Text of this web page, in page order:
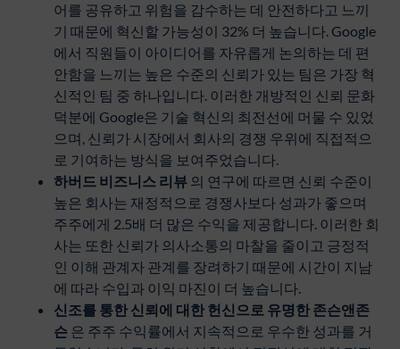
어를 공유하고 위험을 감수하는 데 안전하다고 느끼
기 때문에 혁신할 가능성이 32% 더 높습니다. Google
에서 직원들이 아이디어를 자유롭게 논의하는 데 편
안함을 느끼는 높은 수준의 신뢰가 있는 팀은 가장 혁
신적인 팀 중 하나입니다. 이러한 개방적인 신뢰 문화
덕분에 Google은 기술 혁신의 최전선에 머물 수 있었
으며, 신뢰가 시장에서 회사의 경쟁 우위에 직접적으
로 기여하는 방식을 보여주었습니다.
하버드 비즈니스 리뷰 의 연구에 따르면 신뢰 수준이
높은 회사는 재정적으로 경쟁사보다 성과가 좋으며
주주에게 2.5배 더 많은 수익을 제공합니다. 이러한 회
사는 또한 신뢰가 의사소통의 마찰을 줄이고 긍정적
인 이해 관계자 관계를 장려하기 때문에 시간이 지남
에 따라 수입과 이익 마진이 더 높습니다.
신조를 통한 신뢰에 대한 헌신으로 유명한 존슨앤존
슨 은 주주 수익률에서 지속적으로 우수한 성과를 거